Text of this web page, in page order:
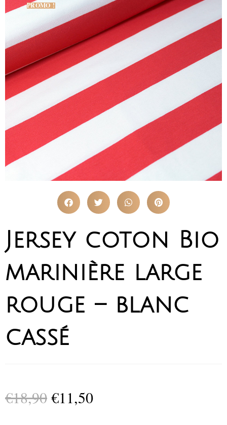
PROMO !
Jersey coton Bio
marinière large
rouge – blanc
cassé
€18,90 €11,50